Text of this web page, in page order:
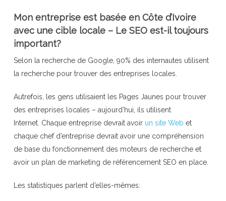
Mon entreprise est basée en Côte d’Ivoire
avec une cible locale – Le SEO est-il toujours
important?
Selon la recherche de Google, 90% des internautes utilisent
la recherche pour trouver des entreprises locales.
Autrefois, les gens utilisaient les Pages Jaunes pour trouver
des entreprises locales – aujourd’hui, ils utilisent
Internet. Chaque entreprise devrait avoir un site Web et
chaque chef d’entreprise devrait avoir une compréhension
de base du fonctionnement des moteurs de recherche et
avoir un plan de marketing de référencement SEO en place.
Les statistiques parlent d’elles-mêmes: